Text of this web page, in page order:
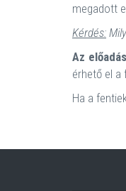
megadott
Kérdés:
Az
érhető el a
Ha a